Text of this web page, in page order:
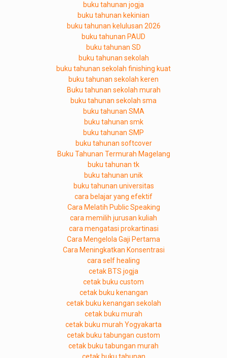
buku tahunan jogja
buku tahunan kekinian
buku tahunan kelulusan 2026
buku tahunan PAUD
buku tahunan SD
buku tahunan sekolah
buku tahunan sekolah finishing kuat
buku tahunan sekolah keren
Buku tahunan sekolah murah
buku tahunan sekolah sma
buku tahunan SMA
buku tahunan smk
buku tahunan SMP
buku tahunan softcover
Buku Tahunan Termurah Magelang
buku tahunan tk
buku tahunan unik
buku tahunan universitas
cara belajar yang efektif
Cara Melatih Public Speaking
cara memilih jurusan kuliah
cara mengatasi prokartinasi
Cara Mengelola Gaji Pertama
Cara Meningkatkan Konsentrasi
cara self healing
cetak BTS jogja
cetak buku custom
cetak buku kenangan
cetak buku kenangan sekolah
cetak buku murah
cetak buku murah Yogyakarta
cetak buku tabungan custom
cetak buku tabungan murah